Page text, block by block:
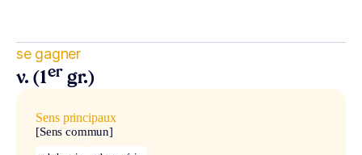
se gagner
v. (1er gr.)
Sens principaux
[Sens commun]